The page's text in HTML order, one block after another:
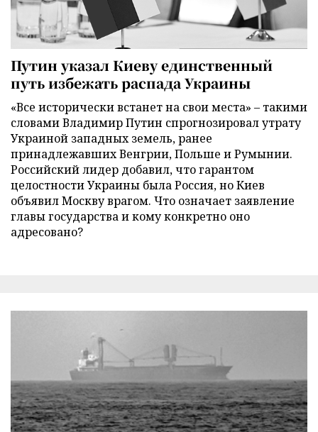
Путин указал Киеву единственный
путь избежать распада Украины
«Все исторически встанет на свои места» – такими
словами Владимир Путин спрогнозировал утрату
Украиной западных земель, ранее
принадлежавших Венгрии, Польше и Румынии.
Российский лидер добавил, что гарантом
целостности Украины была Россия, но Киев
объявил Москву врагом. Что означает заявление
главы государства и кому конкретно оно
адресовано?